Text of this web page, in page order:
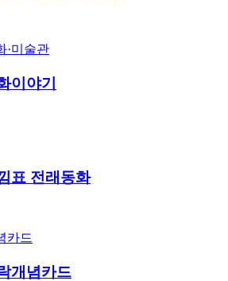
·미술관
이야기
표 전래동화
카드
개념카드